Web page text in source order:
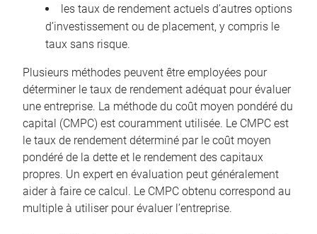
les taux de rendement actuels d’autres options
d’investissement ou de placement, y compris le
taux sans risque.
Plusieurs méthodes peuvent être employées pour
déterminer le taux de rendement adéquat pour évaluer
une entreprise. La méthode du coût moyen pondéré du
capital (CMPC) est couramment utilisée. Le CMPC est
le taux de rendement déterminé par le coût moyen
pondéré de la dette et le rendement des capitaux
propres. Un expert en évaluation peut généralement
aider à faire ce calcul. Le CMPC obtenu correspond au
multiple à utiliser pour évaluer l’entreprise.